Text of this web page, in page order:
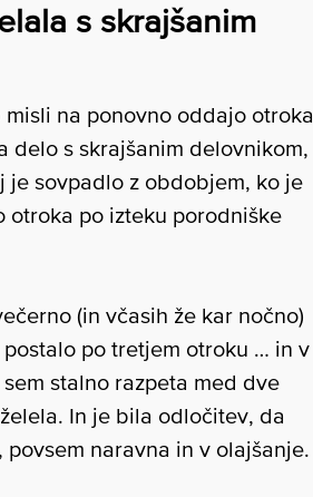
s skrajšanim
na ponovno oddajo otroka
delo s skrajšanim delovnikom,
je sovpadlo z obdobjem, ko je
otroka po izteku porodniške
(in včasih že kar nočno)
po tretjem otroku … in v
stalno razpeta med dve
In je bila odločitev, da
naravna in v olajšanje.